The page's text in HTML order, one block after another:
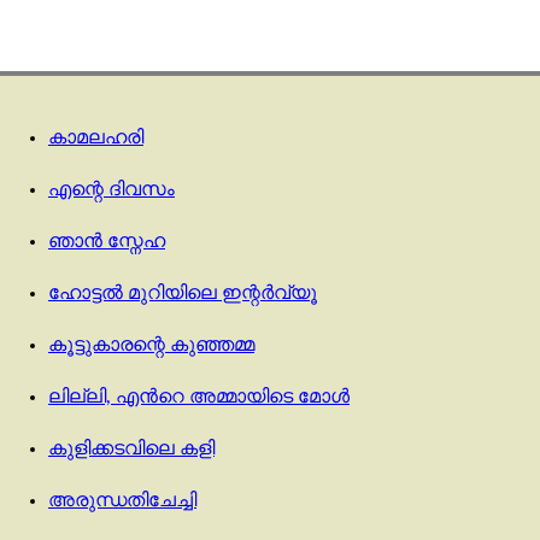
കാമലഹരി
എന്റെ ദിവസം
ഞാൻ സ്നേഹ
ഹോട്ടല്‍ മുറിയിലെ ഇന്റര്‍വ്യൂ
കൂട്ടുകാരന്റെ കുഞ്ഞമ്മ
ലില്ലി, എന്‍റെ അമ്മായിടെ മോള്‍
കുളിക്കടവിലെ കളി
അരുന്ധതിചേച്ചി